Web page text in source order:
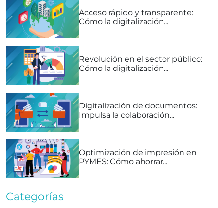
Acceso rápido y transparente:
Cómo la digitalización...
Revolución en el sector público:
Cómo la digitalización...
Digitalización de documentos:
Impulsa la colaboración...
Optimización de impresión en
PYMES: Cómo ahorrar...
Categorías